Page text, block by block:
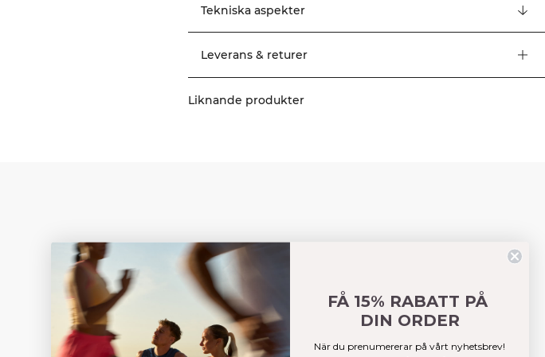
dig maximal rörelsefrihet under hela passet. Utmärkt ventilation, förlängd
rygg, raglanärmar, sidoslitsar, ICIW-logga fram. 90% Återvunnen polyester,
10% Elastan.
Tekniska aspekter
Leverans & returer
Liknande produkter
FÅ 15% RABATT PÅ
DIN ORDER
När du prenumererar på vårt nyhetsbrev!